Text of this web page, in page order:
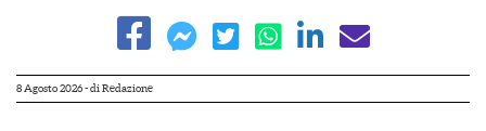
8 Agosto 2026- di Redazione